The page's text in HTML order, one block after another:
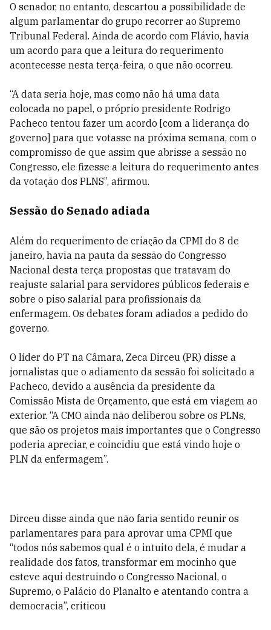
O senador, no entanto, descartou a possibilidade de
algum parlamentar do grupo recorrer ao Supremo
Tribunal Federal. Ainda de acordo com Flávio, havia
um acordo para que a leitura do requerimento
acontecesse nesta terça-feira, o que não ocorreu.
“A data seria hoje, mas como não há uma data
colocada no papel, o próprio presidente Rodrigo
Pacheco tentou fazer um acordo [com a liderança do
governo] para que votasse na próxima semana, com o
compromisso de que assim que abrisse a sessão no
Congresso, ele fizesse a leitura do requerimento antes
da votação dos PLNS”, afirmou.
Sessão do Senado adiada
Além do requerimento de criação da CPMI do 8 de
janeiro, havia na pauta da sessão do Congresso
Nacional desta terça propostas que tratavam do
reajuste salarial para servidores públicos federais e
sobre o piso salarial para profissionais da
enfermagem. Os debates foram adiados a pedido do
governo.
O líder do PT na Câmara, Zeca Dirceu (PR) disse a
jornalistas que o adiamento da sessão foi solicitado a
Pacheco, devido a ausência da presidente da
Comissão Mista de Orçamento, que está em viagem ao
exterior. “A CMO ainda não deliberou sobre os PLNs,
que são os projetos mais importantes que o Congresso
poderia apreciar, e coincidiu que está vindo hoje o
PLN da enfermagem”.
Dirceu disse ainda que não faria sentido reunir os
parlamentares para para aprovar uma CPMI que
“todos nós sabemos qual é o intuito dela, é mudar a
realidade dos fatos, transformar em mocinho que
esteve aqui destruindo o Congresso Nacional, o
Supremo, o Palácio do Planalto e atentando contra a
democracia”, criticou